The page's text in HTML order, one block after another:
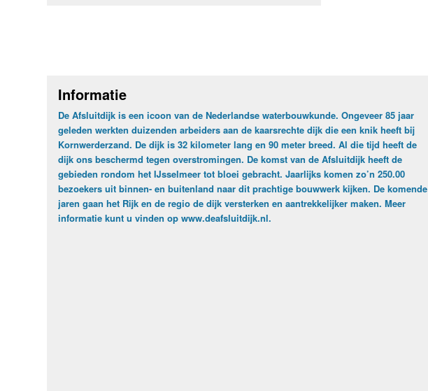
Informatie
De Afsluitdijk is een icoon van de Nederlandse waterbouwkunde. Ongeveer 85 jaar
geleden werkten duizenden arbeiders aan de kaarsrechte dijk die een knik heeft bij
Kornwerderzand. De dijk is 32 kilometer lang en 90 meter breed. Al die tijd heeft de
dijk ons beschermd tegen overstromingen. De komst van de Afsluitdijk heeft de
gebieden rondom het IJsselmeer tot bloei gebracht. Jaarlijks komen zo’n 250.00
bezoekers uit binnen- en buitenland naar dit prachtige bouwwerk kijken. De komende
jaren gaan het Rijk en de regio de dijk versterken en aantrekkelijker maken. Meer
informatie kunt u vinden op www.deafsluitdijk.nl.